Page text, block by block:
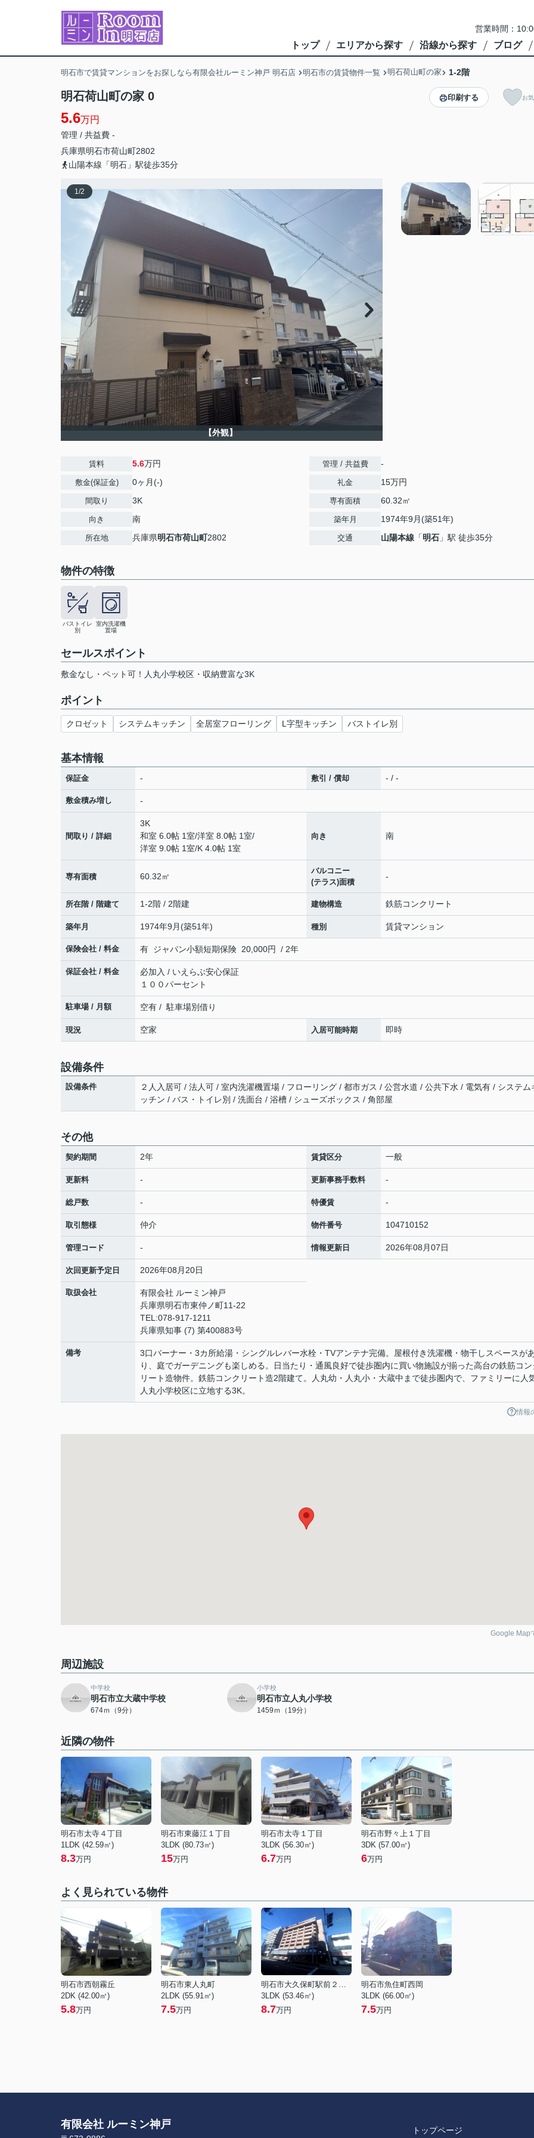
営業時間：
トップ エリアから探す 沿線から探す ブログ
明石市で賃貸マンションをお探しなら有限会社ルーミン神戸 明石店 明石市の賃貸物件一覧 明石荷山町の家 1-2階
明石荷山町の家 0
5.6万円
管理 / 共益費 -
兵庫県明石市荷山町2802
山陽本線「明石」駅徒歩35分
印刷する お
1/2
【外観】
賃料 5.6万円
敷金(保証金) 0ヶ月(-)
間取り 3K
向き 南
所在地 兵庫県明石市荷山町2802
管理 / 共益費 -
礼金 15万円
専有面積 60.32㎡
築年月 1974年9月(築51年)
交通 山陽本線 「明石 」駅 徒歩35分
物件の特徴
バストイレ
別
室内洗濯機
置場
セールスポイント
敷金なし・ペット可！人丸小学校区・収納豊富な3K
ポイント
クロゼット システムキッチン 全居室フローリング L字型キッチン バストイレ別
基本情報
保証金 - 敷引 / 償却 - / -
敷金積み増し -
間取り / 詳細
3K
和室 6.0帖 1室/洋室 8.0帖 1室/
洋室 9.0帖 1室/K 4.0帖 1室
向き 南
専有面積 60.32㎡
バルコニー
(テラス)面積
-
所在階 / 階建て 1-2階 / 2階建 建物構造 鉄筋コンクリート
築年月 1974年9月(築51年) 種別 賃貸マンション
保険会社 / 料金 有 ジャパン小額短期保険 20,000円 / 2年
保証会社 / 料金
必加入 / いえらぶ安心保証
１００パーセント
駐車場 / 月額 空有 / 駐車場別借り
現況 空家 入居可能時期 即時
設備条件
設備条件
２人入居可 / 法人可 / 室内洗濯機置場 / フローリング / 都市ガス / 公営水道 / 公共下水 / 電気有 / システム
ッチン / バス・トイレ別 / 洗面台 / 浴槽 / シューズボックス / 角部屋
その他
契約期間 2年 賃貸区分 一般
更新料 - 更新事務手数料 -
総戸数 - 特優賃 -
取引態様 仲介 物件番号 104710152
管理コード - 情報更新日 2026年08月07日
次回更新予定日 2026年08月20日
取扱会社
有限会社 ルーミン神戸
兵庫県明石市東仲ノ町11-22
TEL:078-917-1211
兵庫県知事 (7) 第400883号
備考
3口バーナー・3カ所給湯・シングルレバー水栓・TVアンテナ完備。屋根付き洗濯機・物干しスペースが
り、庭でガーデニングも楽しめる。日当たり・通風良好で徒歩圏内に買い物施設が揃った高台の鉄筋コン
リート造物件。鉄筋コンクリート造2階建て。人丸幼・人丸小・大蔵中まで徒歩圏内で、ファミリーに人
人丸小学校区に立地する3K。
情報
Google Map
周辺施設
中学校
明石市立大蔵中学校
674ｍ（9分）
小学校
明石市立人丸小学校
1459ｍ（19分）
近隣の物件
明石市太寺４丁目
1LDK (42.59㎡)
8.3万円
明石市東藤江１丁目
3LDK (80.73㎡)
15万円
明石市太寺１丁目
3LDK (56.30㎡)
6.7万円
明石市野々上１丁目
3DK (57.00㎡)
6万円
よく見られている物件
明石市西朝霧丘
2DK (42.00㎡)
5.8万円
明石市東人丸町
2LDK (55.91㎡)
7.5万円
明石市大久保町駅前２丁目
3LDK (53.46㎡)
8.7万円
明石市魚住町西岡
3LDK (66.00㎡)
7.5万円
有限会社 ルーミン神戸 トップページ